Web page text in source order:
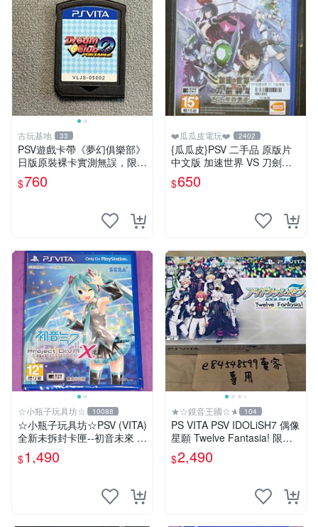
古玩基地 33
PSV遊戲卡帶《夢幻俱樂部》
日版原裝裸卡實測無誤，限S
ONY PSV機支援 psv psv游戲
psv夢幻俱樂部
$760
❤️瓜瓜皮電玩❤️ 2402
{瓜瓜皮}PSV 二手品 原版片
中文版 加速世界 VS 刀劍神
域 千年的黃昏(遊戲都能回收)
$650
☆小瓶子玩具坊☆ 10088
☆小瓶子玩具坊☆PSV (VITA)
全新未拆封卡匣--初音未來 名
伶計畫X 中文版
$1,490
★☆鏡音王國☆★ 104
PS VITA PSV IDOLiSH7 偶像
星願 Twelve Fantasia! 限定
版 純日版 日文版 特裝版
$2,490